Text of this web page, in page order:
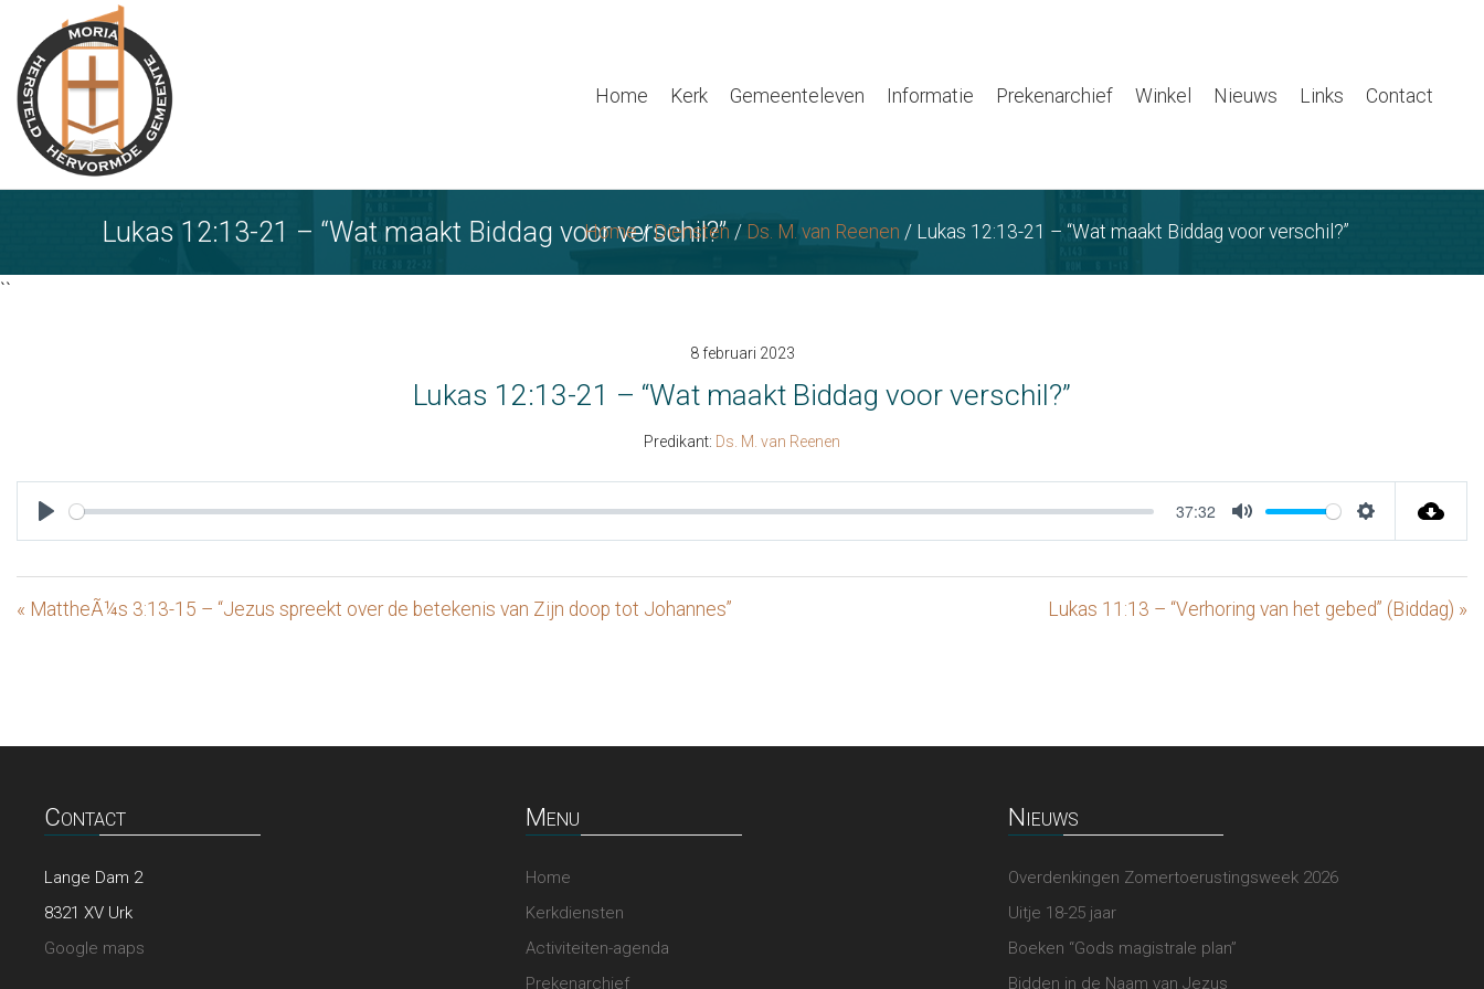
tekst
Home
Kerk Gemeenteleven Informatie Prekenarchief Winkel Nieuws Links Contact
Home/Diensten / Ds. M. van Reenen / Lukas 12:13-21 – “Wat maakt Biddag voor verschil?”
Lukas 12:13-21 – “Wat maakt Biddag voor verschil?”
``
8 februari 2023
Lukas 12:13-21 – “Wat maakt Biddag voor verschil?”
Predikant: Ds. M. van Reenen
Play
37:32
Mute Settings
« MattheÃ¼s 3:13-15 – “Jezus spreekt over de betekenis van Zijn doop tot Johannes” Lukas 11:13 – “Verhoring van het gebed” (Biddag) »
Contact
Lange Dam 2
8321 XV Urk
Google maps
Menu
Home
Kerkdiensten
Activiteiten-agenda
Prekenarchief
Nieuws
Overdenkingen Zomertoerustingsweek 2026
Uitje 18-25 jaar
Boeken “Gods magistrale plan”
Bidden in de Naam van Jezus